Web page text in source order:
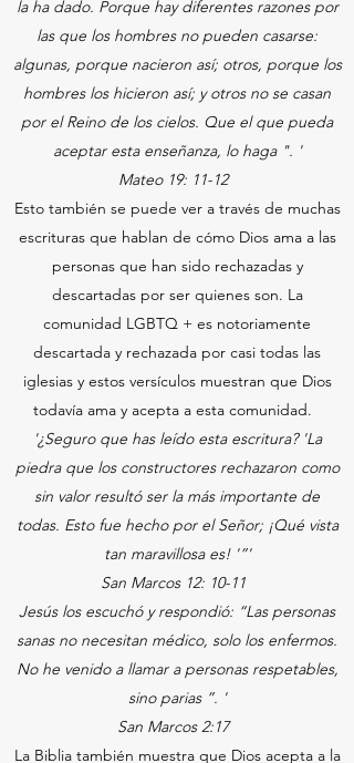
la ha dado. Porque hay diferentes razones por
las que los hombres no pueden casarse:
algunas, porque nacieron así; otros, porque los
hombres los hicieron así; y otros no se casan
por el Reino de los cielos. Que el que pueda
aceptar esta enseñanza, lo haga ". '
Mateo 19: 11-12
Esto también se puede ver a través de muchas
escrituras que hablan de cómo Dios ama a las
personas que han sido rechazadas y
descartadas por ser quienes son. La
comunidad LGBTQ + es notoriamente
descartada y rechazada por casi todas las
iglesias y estos versículos muestran que Dios
todavía ama y acepta a esta comunidad.
'¿Seguro que has leído esta escritura? 'La
piedra que los constructores rechazaron como
sin valor resultó ser la más importante de
todas. Esto fue hecho por el Señor; ¡Qué vista
tan maravillosa es! '”'
San Marcos 12: 10-11
Jesús los escuchó y respondió: “Las personas
sanas no necesitan médico, solo los enfermos.
No he venido a llamar a personas respetables,
sino parias ”. '
San Marcos 2:17
La Biblia también muestra que Dios acepta a la